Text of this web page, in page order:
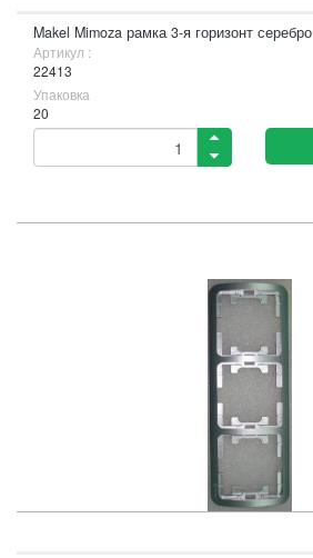
Makel Mimoza рамка 3-я горизонт серебро
Артикул :
22413
Упаковка
20